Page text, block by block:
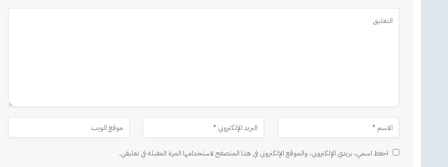
احفظ اسمي، بريدي الإلكتروني، والموقع الإلكتروني في هذا المتصفح لاستخدامها المرة المقبلة في تعليقي.